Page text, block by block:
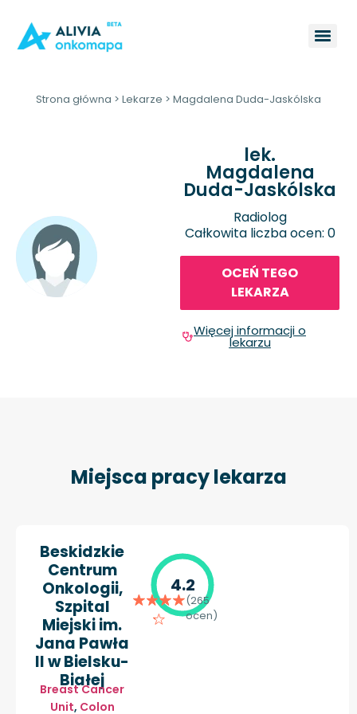
Strona główna > Lekarze > Magdalena Duda-Jaskólska
lek.
Magdalena
Duda-Jaskólska
Radiolog
Całkowita liczba ocen: 0
OCEŃ TEGO
LEKARZA
Więcej informacji o
lekarzu
Miejsca pracy lekarza
Beskidzkie
Centrum
Onkologii,
Szpital
Miejski im.
Jana Pawła
II w Bielsku-
Białej
Breast Cancer
Unit, Colon
4.2
(265
ocen)